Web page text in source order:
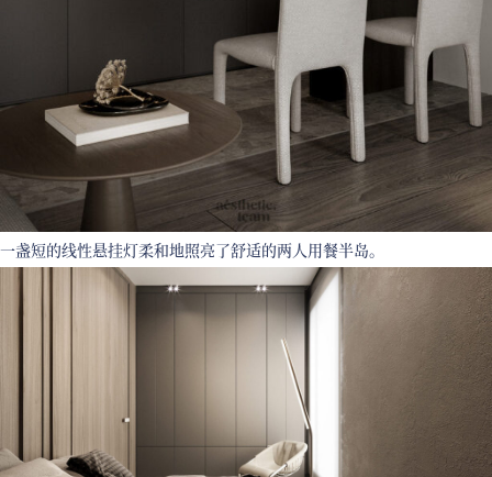
一盏短的线性悬挂灯柔和地照亮了舒适的两人用餐半岛。